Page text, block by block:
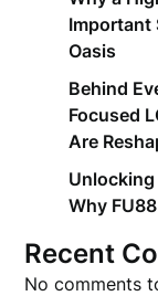
Important
Oasis
Behind
Focused
Are
Unlocking
Why
Recent
No comments